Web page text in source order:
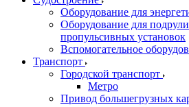
Оборудование для
Оборудование для
пропульсивных установок
Вспомогательное
Транспорт
Городской транспорт
Метро
Привод большегрузных